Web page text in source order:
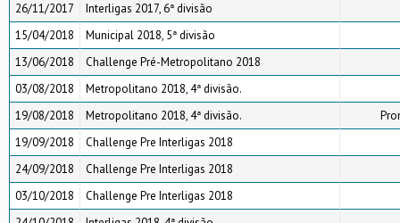
26/11/2017
Interligas 2017, 6ª divisão
15/04/2018
Municipal 2018, 5ª divisão
13/06/2018
Challenge Pré-Metropolitano 2018
03/08/2018
Metropolitano 2018, 4ª divisão.
19/08/2018
Metropolitano 2018, 4ª divisão.
19/09/2018
Challenge Pre Interligas 2018
24/09/2018
Challenge Pre Interligas 2018
03/10/2018
Challenge Pre Interligas 2018